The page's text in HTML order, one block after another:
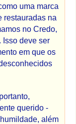
uma marca
restauradas na
no Credo,
Isso deve ser
em que os
querido -
além